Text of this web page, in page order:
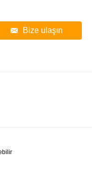
Bize ulaşın